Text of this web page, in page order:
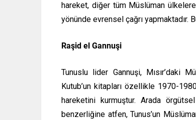
hareket, diğer tüm Müslüman
yönünde evrensel çağrı yapmaktadır.
Raşid el Gannuşi
Tunuslu lider Gannuşi, Mısır’daki
Kutub’un kitapları özellikle 1970-
hareketini kurmuştur. Arada
benzerliğine atfen, Tunus’un